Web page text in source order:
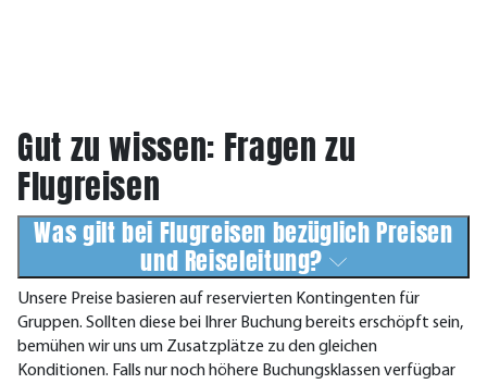
Gut zu wissen: Fragen zu
Flugreisen
Was gilt bei Flugreisen bezüglich Preisen
und Reiseleitung?
Unsere Preise basieren auf reservierten Kontingenten für
Gruppen. Sollten diese bei Ihrer Buchung bereits erschöpft sein,
bemühen wir uns um Zusatzplätze zu den gleichen
Konditionen. Falls nur noch höhere Buchungsklassen verfügbar